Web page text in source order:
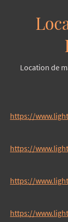
Location de
https://
https://
https://
https://